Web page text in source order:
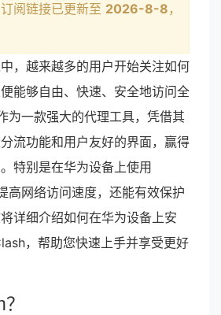
阅链接已更新至 2026-8-8 ，
，越来越多的用户开始关注如何
能够自由、快速、安全地访问全
为一款强大的代理工具，凭借其
流功能和用户友好的界面，赢得
特别是在华为设备上使用
高网络访问速度，还能有效保护
详细介绍如何在华为设备上安
，帮助您快速上手并享受更好